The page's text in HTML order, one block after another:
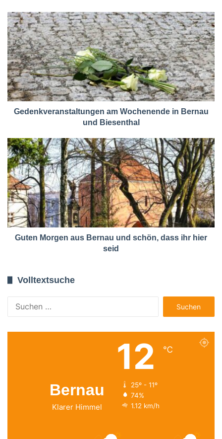
Gedenkveranstaltungen am Wochenende in Bernau
und Biesenthal
Guten Morgen aus Bernau und schön, dass ihr hier
seid
Volltextsuche
nach:
Bernau
Klarer Himmel
12 ℃
25º - 11º
74%
1.12 km/h